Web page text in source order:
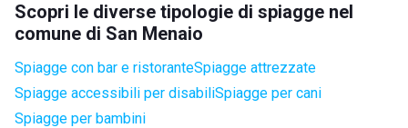
Scopri le diverse tipologie di spiagge nel
comune di San Menaio
Spiagge con bar e ristoranteSpiagge attrezzate
Spiagge accessibili per disabiliSpiagge per cani
Spiagge per bambini